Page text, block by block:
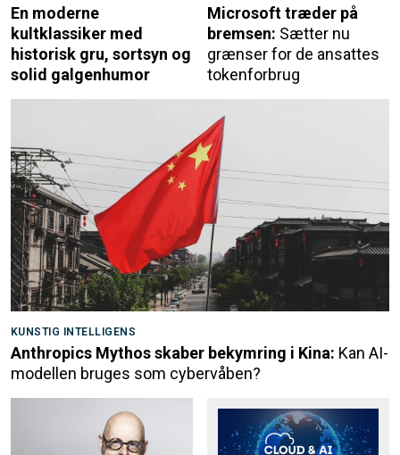
En moderne
kultklassiker med
historisk gru, sortsyn og
solid galgenhumor
Microsoft træder på
bremsen: Sætter nu
grænser for de ansattes
tokenforbrug
KUNSTIG INTELLIGENS
Anthropics Mythos skaber bekymring i Kina: Kan AI-
modellen bruges som cybervåben?